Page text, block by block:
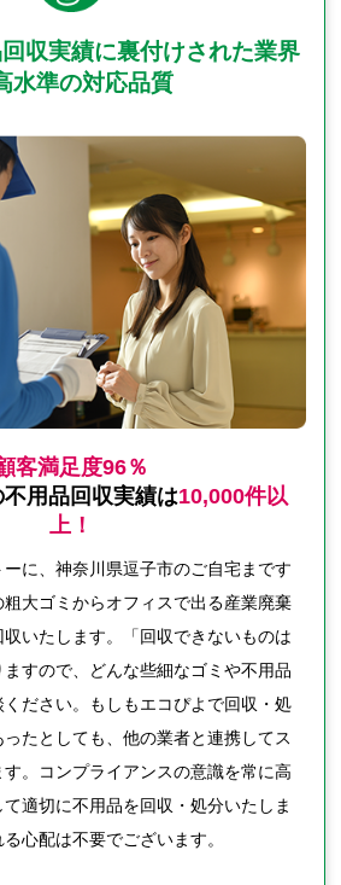
収実績に裏付けされた業界
水準の対応品質
客満足度96％
用品回収実績は10,000件以
上！
に、神奈川県逗子市のご自宅まです
粗大ゴミからオフィスで出る産業廃棄
いたします。「回収できないものは
すので、どんな些細なゴミや不用品
ださい。もしもエコぴよで回収・処
たとしても、他の業者と連携してス
。コンプライアンスの意識を常に高
適切に不用品を回収・処分いたしま
心配は不要でございます。